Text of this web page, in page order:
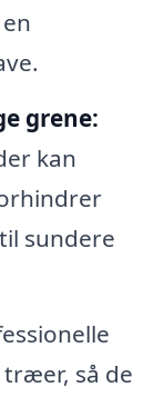
grene:
kan
sundere
så de